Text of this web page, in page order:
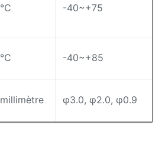
℃ -40~+75
℃ -40~+85
millimètre φ3.0, φ2.0, φ0.9